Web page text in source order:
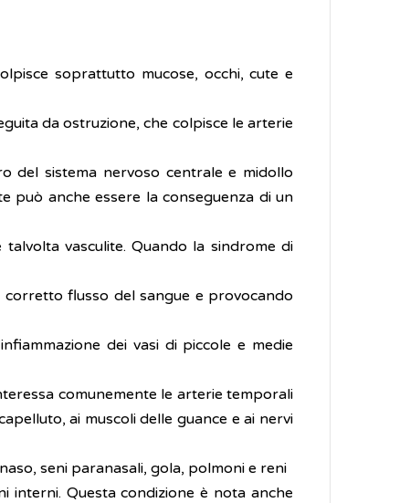
soprattutto mucose, occhi, cute e
da ostruzione, che colpisce le arterie
del sistema nervoso centrale e midollo
può anche essere la conseguenza di un
vasculite. Quando la sindrome di
corretto flusso del sangue e provocando
dei vasi di piccole e medie
comunemente le arterie temporali
ai muscoli delle guance e ai nervi
seni paranasali, gola, polmoni e reni
interni. Questa condizione è nota anche